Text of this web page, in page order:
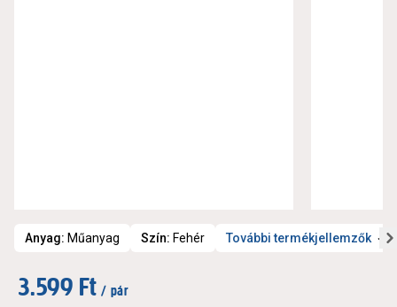
Anyag: Műanyag Szín: Fehér További termékjellemzők
3.599 Ft / pár